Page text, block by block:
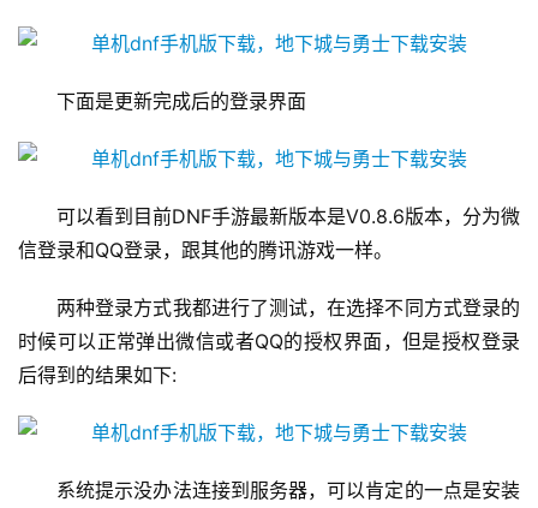
下面是更新完成后的登录界面
可以看到目前DNF手游最新版本是V0.8.6版本，分为微
信登录和QQ登录，跟其他的腾讯游戏一样。
两种登录方式我都进行了测试，在选择不同方式登录的
时候可以正常弹出微信或者QQ的授权界面，但是授权登录
后得到的结果如下:
系统提示没办法连接到服务器，可以肯定的一点是安装